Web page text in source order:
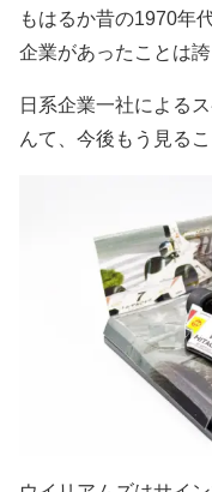
もはるか昔の1970年
企業があったことは誇
日系企業一社による
んて、今後もう見る